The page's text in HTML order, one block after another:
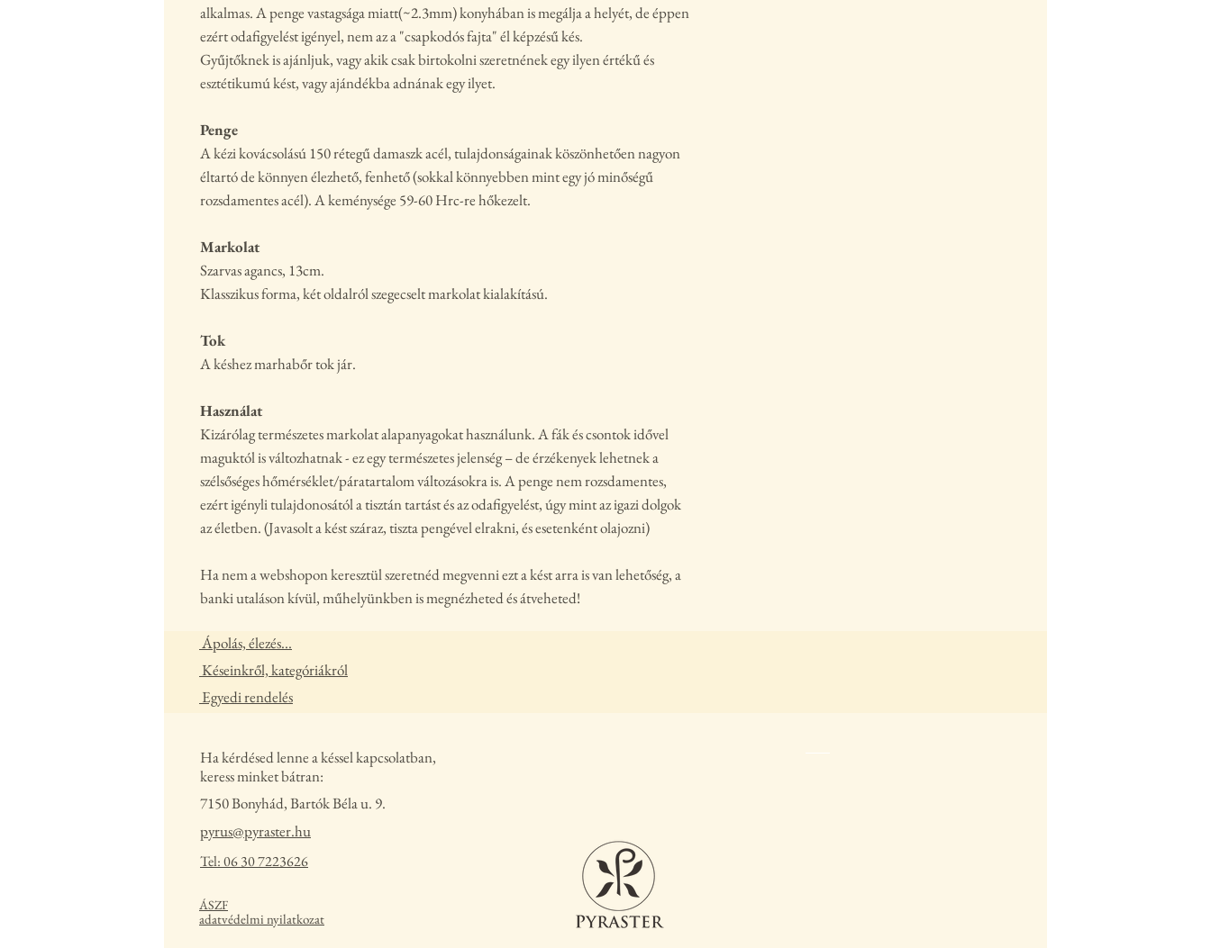
alkalmas. A penge vastagsága miatt(~2.3mm) konyhában is megálja a helyét, de éppen
ezért odafigyelést igényel, nem az a "csapkodós fajta" él képzésű kés.
Gyűjtőknek is ajánljuk, vagy akik csak birtokolni szeretnének egy ilyen értékű és
esztétikumú kést, vagy ajándékba adnának egy ilyet.
Penge
A kézi kovácsolású 150 rétegű damaszk acél, tulajdonságainak köszönhetően nagyon
éltartó de könnyen élezhető, fenhető (sokkal könnyebben mint egy jó minőségű
rozsdamentes acél). A keménysége 59-60 Hrc-re hőkezelt.
Markolat
Szarvas agancs, 13cm.
Klasszikus forma, két oldalról szegecselt markolat kialakítású.
Tok
A késhez marhabőr tok jár.
Használat
Kizárólag természetes markolat alapanyagokat használunk. A fák és csontok idővel
maguktól is változhatnak - ez egy természetes jelenség – de érzékenyek lehetnek a
szélsőséges hőmérséklet/páratartalom változásokra is. A penge nem rozsdamentes,
ezért igényli tulajdonosától a tisztán tartást és az odafigyelést, úgy mint az igazi dolgok
az életben. (Javasolt a kést száraz, tiszta pengével elrakni, és esetenként olajozni)
Ha nem a webshopon keresztül szeretnéd megvenni ezt a kést arra is van lehetőség, a
banki utaláson kívül, műhelyünkben is megnézheted és átveheted!
Ápolás, élezés...
Késeinkről, kategóriákról
Egyedi rendelés
Ha kérdésed lenne a késsel kapcsolatban,
keress minket bátran:
7150 Bonyhád, Bartók Béla u. 9.
pyrus@pyraster.hu
Tel: 06 30 7223626
ÁSZF
adatvédelmi nyilatkozat